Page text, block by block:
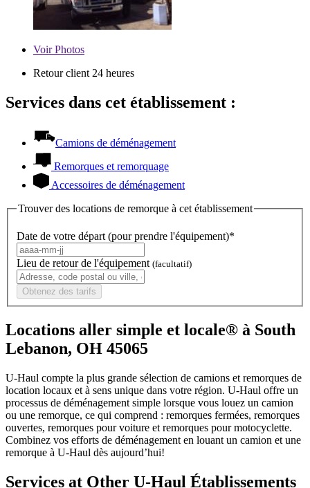
VoirPhotos
Retour client 24 heures
Services dans cet établissement :
Camions de déménagement
Remorques et remorquage
Accessoires de déménagement
Trouver des locations de remorque à cet établissement
Date de votre départ (pour prendre l'équipement)*
Lieu de retour de l'équipement (facultatif)
Obtenez des tarifs
Locations aller simple et locale® à South
Lebanon, OH 45065
U-Haul compte la plus grande sélection de camions et remorques de
location locaux et à sens unique dans votre région. U-Haul offre un
processus de déménagement simple lorsque vous louez un camion
ou une remorque, ce qui comprend : remorques fermées, remorques
ouvertes, remorques pour voiture et remorques pour motocyclette.
Combinez vos efforts de déménagement en louant un camion et une
remorque à U-Haul dès aujourd’hui!
Services at Other U-Haul Établissements